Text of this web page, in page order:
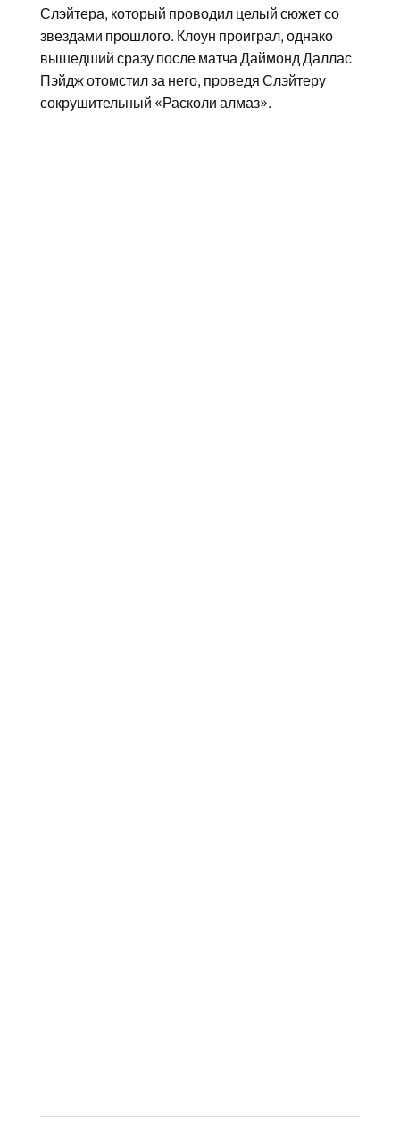
Слэйтера, который проводил целый сюжет со
звездами прошлого. Клоун проиграл, однако
вышедший сразу после матча Даймонд Даллас
Пэйдж отомстил за него, проведя Слэйтеру
сокрушительный «Расколи алмаз».